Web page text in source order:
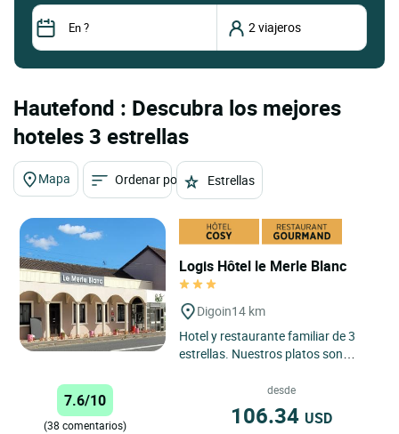
Hautefond : Descubra los mejores
hoteles 3 estrellas
Mapa Ordenar por Estrellas
Logis Hôtel le Merle Blanc
Digoin14 km
Hotel y restaurante familiar de 3
estrellas. Nuestros platos son
locales. Ofrecemos servicio...
7.6/10
(38 comentarios)
desde
106.34 USD